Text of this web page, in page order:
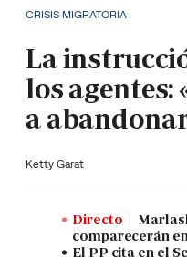
CRISIS MIGRATORIA
La
los
a
Ketty Garat
Directo
comparecerán
El PP cita en el